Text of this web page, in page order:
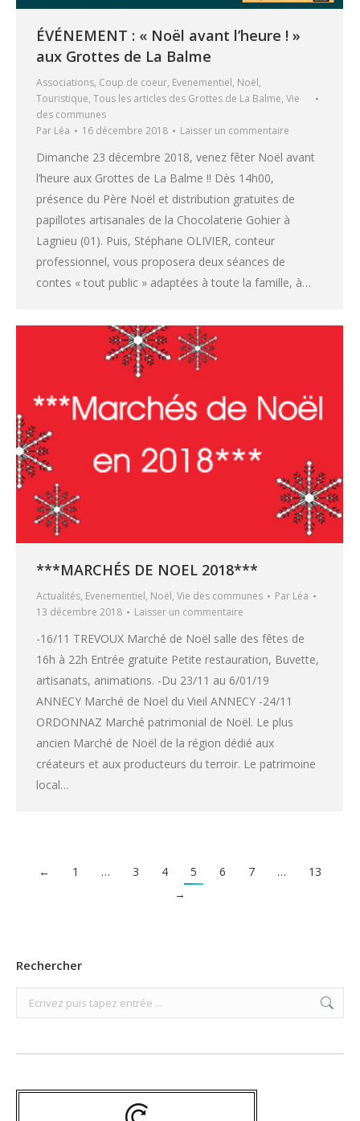
ÉVÉNEMENT : « Noël avant l’heure ! »
aux Grottes de La Balme
Associations, Coup de coeur, Evenementiel, Noël,
Touristique, Tous les articles des Grottes de La Balme, Vie
des communes
Par Léa 16 décembre 2018 Laisser un commentaire
Dimanche 23 décembre 2018, venez fêter Noël avant
l’heure aux Grottes de La Balme !! Dès 14h00,
présence du Père Noël et distribution gratuites de
papillotes artisanales de la Chocolaterie Gohier à
Lagnieu (01). Puis, Stéphane OLIVIER, conteur
professionnel, vous proposera deux séances de
contes « tout public » adaptées à toute la famille, à…
***MARCHÉS DE NOEL 2018***
Actualités, Evenementiel, Noël, Vie des communes Par Léa
13 décembre 2018
Laisser un commentaire
-16/11 TREVOUX Marché de Noël salle des fêtes de
16h à 22h Entrée gratuite Petite restauration, Buvette,
artisanats, animations. -Du 23/11 au 6/01/19
ANNECY Marché de Noël du Vieil ANNECY -24/11
ORDONNAZ Marché patrimonial de Noël. Le plus
ancien Marché de Noël de la région dédié aux
créateurs et aux producteurs du terroir. Le patrimoine
local…
← 1 … 3 4 5 6 7 …
13
→
Rechercher
Search: